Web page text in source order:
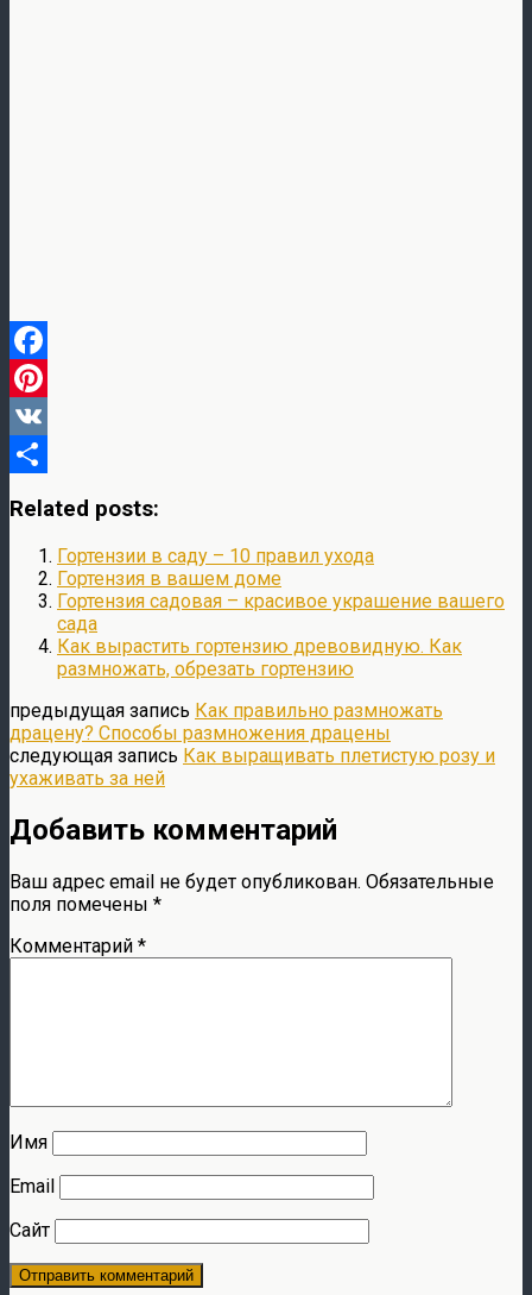
Facebook
Pinterest
VK
Related posts:
Гортензии в саду – 10 правил ухода
Гортензия в вашем доме
Гортензия садовая – красивое украшение вашего
сада
Как вырастить гортензию древовидную. Как
размножать, обрезать гортензию
предыдущая запись Как правильно размножать
драцену? Способы размножения драцены
следующая запись Как выращивать плетистую розу и
ухаживать за ней
Добавить комментарий
Ваш адрес email не будет опубликован. Обязательные
поля помечены *
Комментарий *
Имя
Email
Сайт